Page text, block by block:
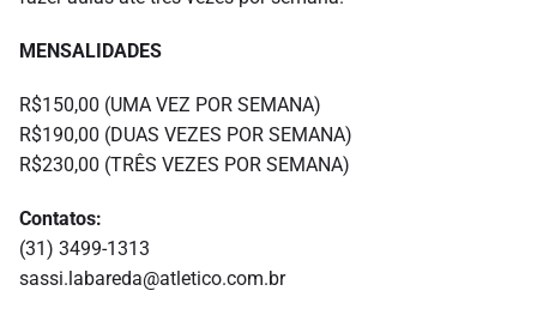
MENSALIDADES
R$150,00 (UMA VEZ POR SEMANA)
R$190,00 (DUAS VEZES POR SEMANA)
R$230,00 (TRÊS VEZES POR SEMANA)
Contatos:
(31) 3499-1313
sassi.labareda@atletico.com.br